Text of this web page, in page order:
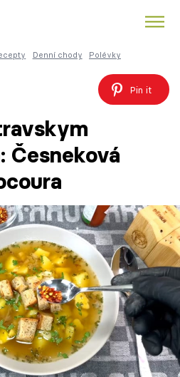
Denní chody Polévky
Pin it
Česneková